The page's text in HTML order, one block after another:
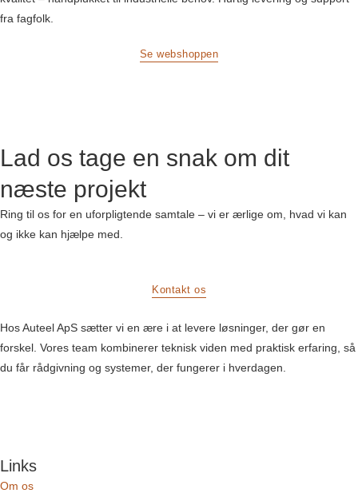
fra fagfolk.
Se webshoppen
Lad os tage en snak om dit
næste projekt
Ring til os for en uforpligtende samtale – vi er ærlige om, hvad vi kan
og ikke kan hjælpe med.
Kontakt os
Hos Auteel ApS sætter vi en ære i at levere løsninger, der gør en
forskel. Vores team kombinerer teknisk viden med praktisk erfaring, så
du får rådgivning og systemer, der fungerer i hverdagen.
Links
Om os